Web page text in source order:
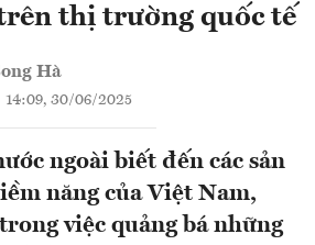
thị trường quốc tế
Hà
14:09, 30/06/2025
ngoài biết đến các sản
năng của Việt Nam,
việc quảng bá những